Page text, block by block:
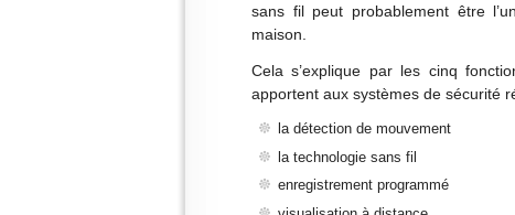
sans fil peut probablement être
maison.
Cela s’explique par les cinq
apportent aux systèmes de sécurité
la détection de mouvement
la technologie sans fil
enregistrement programmé